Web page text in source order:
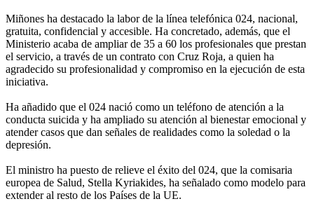
Miñones ha destacado la labor de la línea telefónica 024, nacional,
gratuita, confidencial y accesible. Ha concretado, además, que el
Ministerio acaba de ampliar de 35 a 60 los profesionales que prestan
el servicio, a través de un contrato con Cruz Roja, a quien ha
agradecido su profesionalidad y compromiso en la ejecución de esta
iniciativa.
Ha añadido que el 024 nació como un teléfono de atención a la
conducta suicida y ha ampliado su atención al bienestar emocional y
atender casos que dan señales de realidades como la soledad o la
depresión.
El ministro ha puesto de relieve el éxito del 024, que la comisaria
europea de Salud, Stella Kyriakides, ha señalado como modelo para
extender al resto de los Países de la UE.